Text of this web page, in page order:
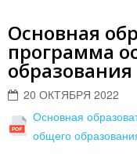
Основная
программа
20 ОКТЯБРЯ 2022
Основная
общего